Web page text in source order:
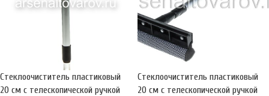
Стеклоочиститель пластиковый
20 см с телескопической ручкой
Стеклоочиститель пластиковый
20 см с телескопической ручкой